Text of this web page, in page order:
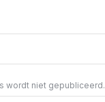
wordt niet gepubliceerd.